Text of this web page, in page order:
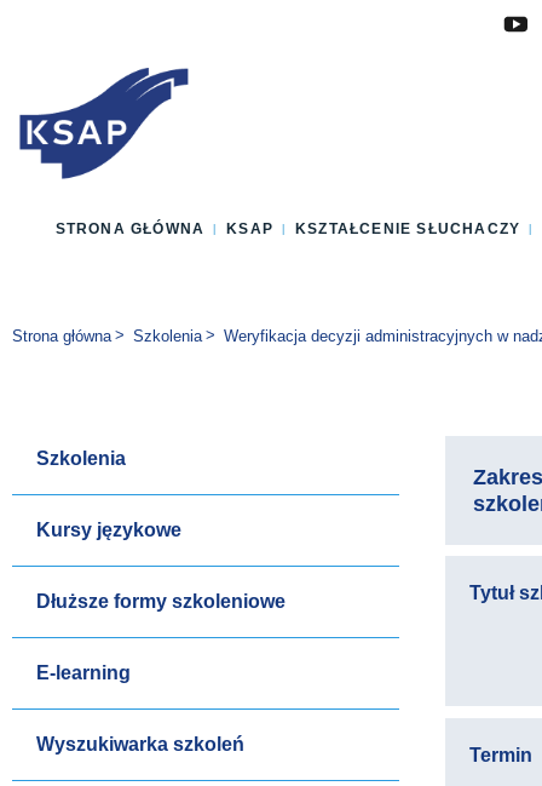
STRONA GŁÓWNA KSAP KSZTAŁCENIE SŁUCHACZY
Jesteś tutaj:
Strona główna Szkolenia Weryfikacja decyzji administracyjnych w
Szkolenia
Kursy językowe
Dłuższe formy szkoleniowe
E-learning
Wyszukiwarka szkoleń
Zakres
Tytuł
Termin